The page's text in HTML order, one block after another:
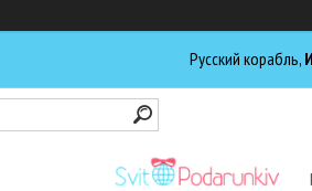
Русский корабль,